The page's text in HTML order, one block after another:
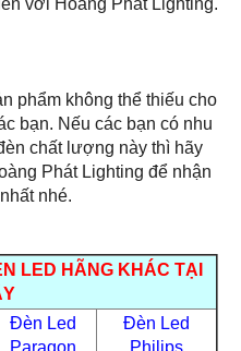
với Hoàng Phát Lighting.
phẩm không thể thiếu cho
bạn. Nếu các bạn có nhu
chất lượng này thì hãy
Phát Lighting để nhận
nhé.
LED HÃNG KHÁC TẠI
Đèn Led
Paragon
Đèn Led
Philips